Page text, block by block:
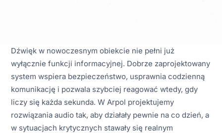
Dźwięk w nowoczesnym obiekcie nie pełni już
wyłącznie funkcji informacyjnej. Dobrze zaprojektowany
system wspiera bezpieczeństwo, usprawnia codzienną
komunikację i pozwala szybciej reagować wtedy, gdy
liczy się każda sekunda. W Arpol projektujemy
rozwiązania audio tak, aby działały pewnie na co dzień, a
w sytuacjach krytycznych stawały się realnym